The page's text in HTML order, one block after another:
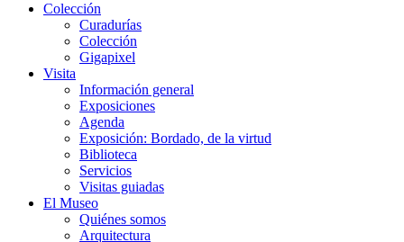
Colección
Curadurías
Colección
Gigapixel
Visita
Información general
Exposiciones
Agenda
Exposición: Bordado, de la virtud
Biblioteca
Servicios
Visitas guiadas
El Museo
Quiénes somos
Arquitectura